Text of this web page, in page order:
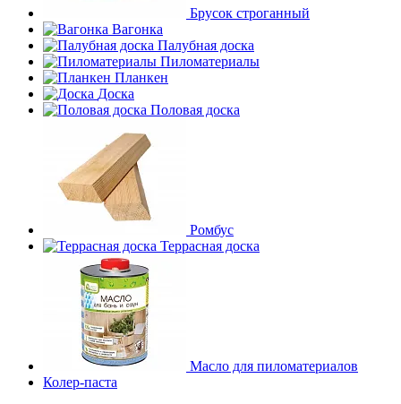
Брусок строганный
Вагонка
Палубная доска
Пиломатериалы
Планкен
Доска
Половая доска
Ромбус
Террасная доска
Масло для пиломатериалов
Колер-паста